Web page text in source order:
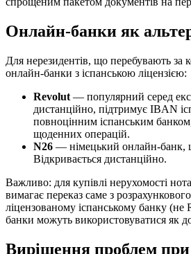
Онлайн-банки як
Для нерезидентів, що перебувають за
онлайн-банки з іспанською ліцензією:
Revolut — популярний серед
дистанційно, підтримує IBAN
повноцінним іспанським
щоденних операцій.
N26 — німецький онлайн-банк,
Відкривається дистанційно.
Важливо: для купівлі нерухомості
вимагає переказ саме з
ліцензованому іспанському банку
банки можуть використовуватися як
Вирішення проблем при